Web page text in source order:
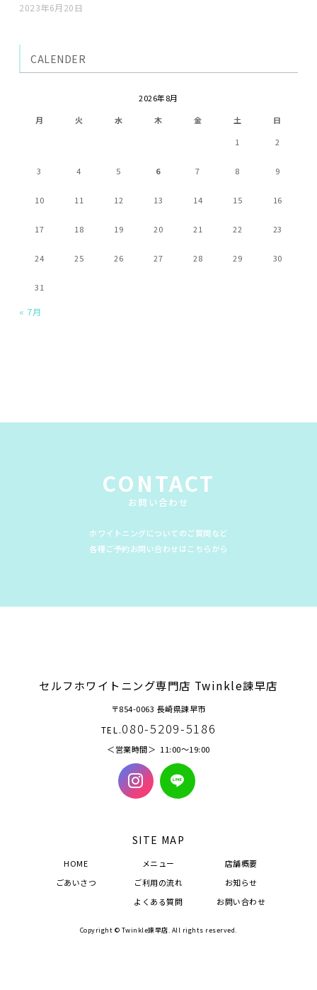
2023年6月20日
CALENDER
2026年8月
月
火 水 木 金 土
日
1
2
3 4 5 6 7 8 9
10 11 12 13 14 15 16
17 18 19 20 21 22 23
24 25 26 27 28 29 30
31
« 7月
CONTACT
お問い合わせ
ホワイトニングについてのご質問など
各種ご予約お問い合わせはこちらから
セルフホワイトニング専門店 Twinkle諫早店
〒854-0063 長崎県諫早市
TEL.080-5209-5186
営業時間 11:00〜19:00
SITE MAP
HOME
ごあいさつ
メニュー
ご利用の流れ
よくある質問
店舗概要
お知らせ
お問い合わせ
Copyright © Twinkle諫早店. All rights reserved.